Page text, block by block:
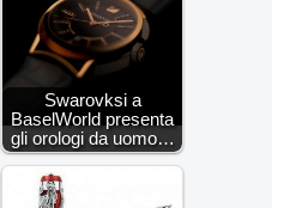
Swarovksi a
BaselWorld presenta
gli orologi da uomo…